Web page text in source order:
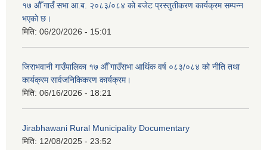
१७ औँ गाउँ सभा आ.ब. २०८३/०८४ को बजेट प्रस्तुतीकरण कार्यक्रम सम्पन्न
भएको छ।
मिति: 06/20/2026 - 15:01
जिराभवानी गाउँपालिका १७ औँ गाउँसभा आर्थिक वर्ष ०८३/०८४ को नीति तथा
कार्यक्रम सार्वजनिकिकरण कार्यक्रम।
मिति: 06/16/2026 - 18:21
Jirabhawani Rural Municipality Documentary
मिति: 12/08/2025 - 23:52